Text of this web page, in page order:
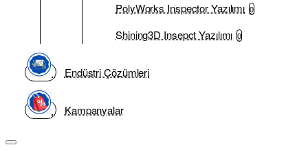
PolyWorks Inspector Yazılımı 0
Shining3D Insepct Yazılımı 0
Endüstri Çözümleri
Kampanyalar